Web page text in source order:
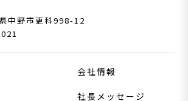
中野市更科998-12
会社情報
社長メッセージ